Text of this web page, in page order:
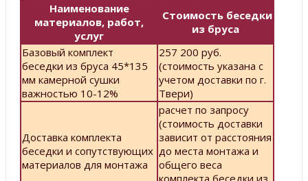
Наименование
материалов, работ,
услуг
Стоимость беседки
из бруса
Базовый комплект
беседки из бруса 45*135
мм камерной сушки
важностью 10-12%
257 200 руб.
(стоимость указана с
учетом доставки по г.
Твери)
Доставка комплекта
беседки и сопутствующих
материалов для монтажа
расчет по запросу
(стоимость доставки
зависит от расстояния
до места монтажа и
общего веса
комплекта беседки из